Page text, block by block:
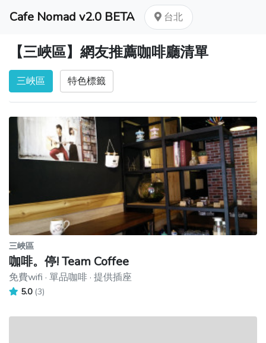
Cafe Nomad v2.0 BETA 台北
【三峽區】網友推薦咖啡廳清單
三峽區 特色標籤
三峽區
咖啡。停! Team Coffee
免費wifi · 單品咖啡 · 提供插座
5.0 (3)